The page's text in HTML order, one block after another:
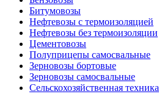
Битумовозы
Нефтевозы с термоизоляцией
Нефтевозы без термоизоляции
Цементовозы
Полуприцепы самосвальные
Зерновозы бортовые
Зерновозы самосвальные
Сельскохозяйственная техника